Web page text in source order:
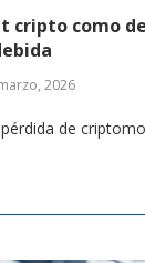
cripto como
2026
de